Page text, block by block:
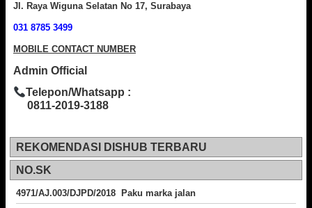
Jl. Raya Wiguna Selatan No 17, Surabaya
031 8785 3499
MOBILE CONTACT NUMBER
Admin Official
Telepon/Whatsapp :
0811-2019-3188
REKOMENDASI DISHUB TERBARU
NO.SK
4971/AJ.003/DJPD/2018 Paku marka jalan